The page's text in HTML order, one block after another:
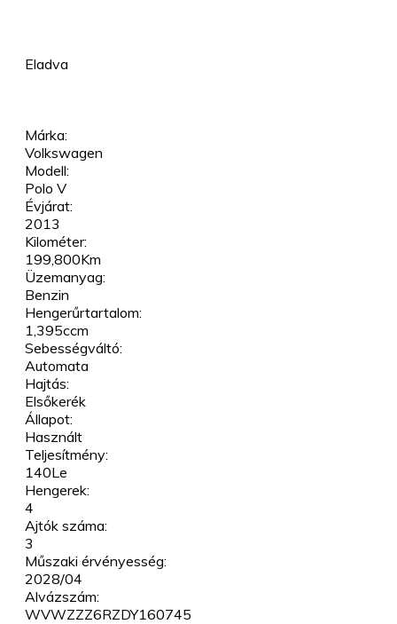
Eladva
Márka:
Volkswagen
Modell:
Polo V
Évjárat:
2013
Kilométer:
199,800Km
Üzemanyag:
Benzin
Hengerűrtartalom:
1,395ccm
Sebességváltó:
Automata
Hajtás:
Elsőkerék
Állapot:
Használt
Teljesítmény:
140Le
Hengerek:
4
Ajtók száma:
3
Műszaki érvényesség:
2028/04
Alvázszám:
WVWZZZ6RZDY160745